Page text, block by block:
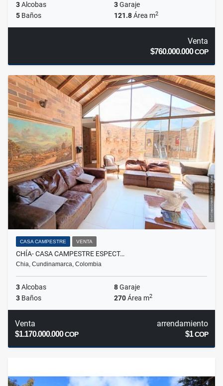
3Alcobas 3Garaje
5 Baños 121.8Área m2
Venta
$760.000.000COP
CASA CAMPESTRE VENTA
CHÍA- CASA CAMPESTRE ESPECT…
Chia, Cundinamarca, Colombia
3Alcobas 8Garaje
3 Baños 270Área m2
Venta
$1.170.000.000COP
arrendamiento
$1COP